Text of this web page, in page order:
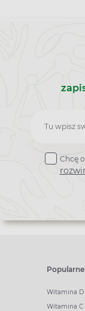
Zapisz
Chcę
Witamina D
Witamina C